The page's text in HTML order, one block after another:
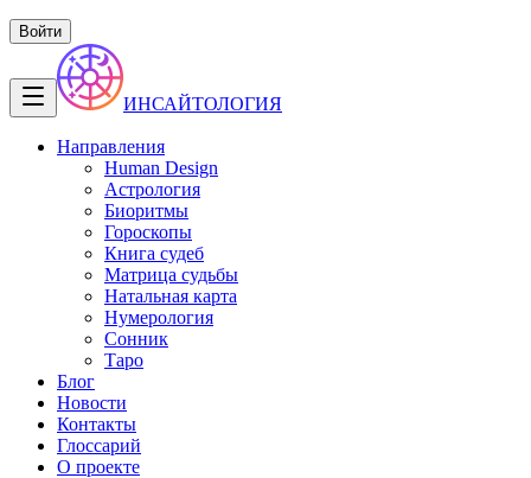
Войти
ИНСАЙТОЛОГИЯ
Направления
Human Design
Астрология
Биоритмы
Гороскопы
Книга судеб
Матрица судьбы
Натальная карта
Нумерология
Сонник
Таро
Блог
Новости
Контакты
Глоссарий
О проекте